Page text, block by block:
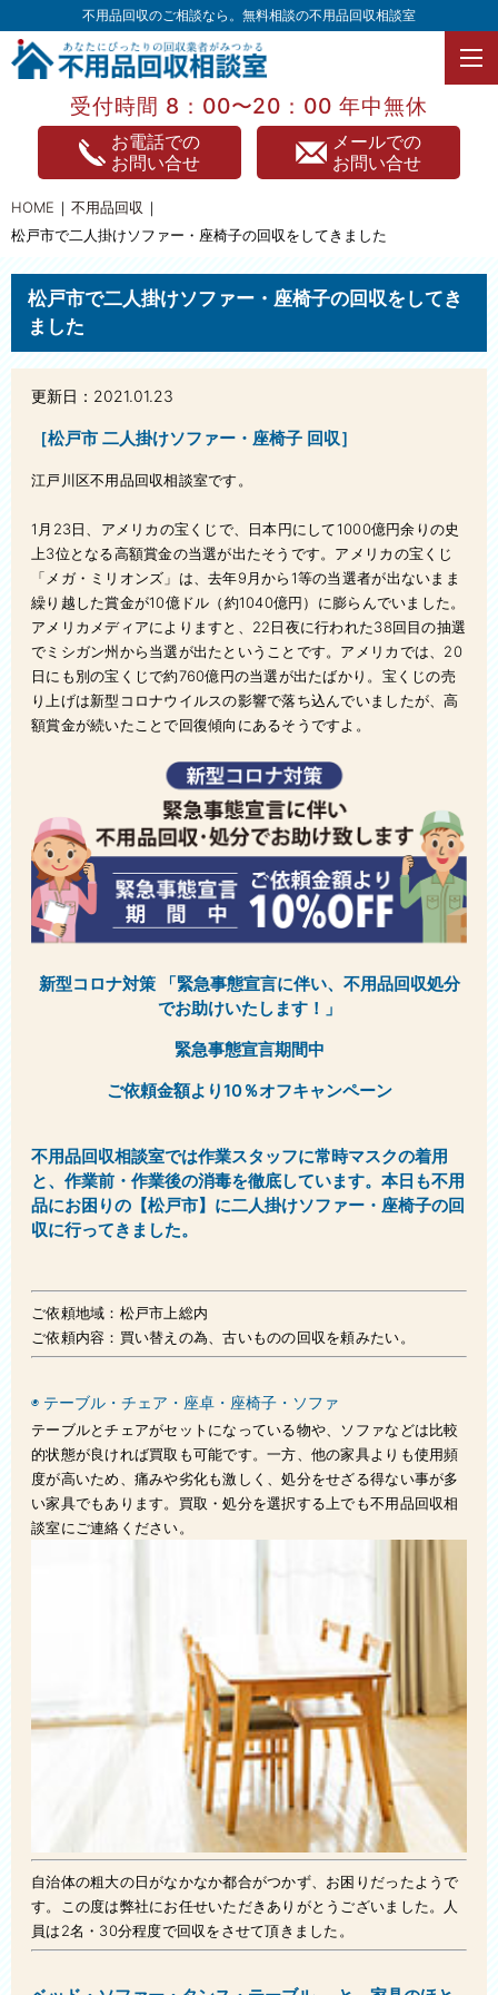
不用品回収のご相談なら。無料相談の不用品回収相談室
受付時間 8：00〜20：00 年中無休
お電話での
お問い合せ
メールでの
お問い合せ
HOME
不用品回収
松戸市で二人掛けソファー・座椅子の回収をしてきました
松戸市で二人掛けソファー・座椅子の回収をしてき
ました
更新日：2021.01.23
［松戸市 二人掛けソファー・座椅子 回収］
江戸川区不用品回収相談室です。
1月23日、 アメリカの宝くじで、日本円にして1000億円余りの史
上3位となる高額賞金の当選が出たそうです。アメリカの宝くじ
「メガ・ミリオンズ」は、去年9月から1等の当選者が出ないまま
繰り越した賞金が10億ドル（約1040億円）に膨らんでいました。
アメリカメディアによりますと、22日夜に行われた38回目の抽選
でミシガン州から当選が出たということです。アメリカでは、20
日にも別の宝くじで約760億円の当選が出たばかり。宝くじの売
り上げは新型コロナウイルスの影響で落ち込んでいましたが、高
額賞金が続いたことで回復傾向にあるそうですよ。
新型コロナ対策 「緊急事態宣言に伴い、不用品回収処分
でお助けいたします！」
緊急事態宣言期間中
ご依頼金額より10％オフキャンペーン
不用品回収相談室では作業スタッフに常時マスクの着用
と、作業前・作業後の消毒を徹底しています。 本日も不用
品にお困りの【松戸市】に二人掛けソファー・座椅子の回
収に行ってきました。
ご依頼地域：松戸市上総内
ご依頼内容：買い替えの為、古いものの回収を頼みたい。
◉ テーブル・チェア・座卓・座椅子・ソファ
テーブルとチェアがセットになっている物や、ソファなどは比較
的状態が良ければ買取も可能です。一方、他の家具よりも使用頻
度が高いため、痛みや劣化も激しく、処分をせざる得ない事が多
い家具でもあります。買取・処分を選択する上でも不用品回収相
談室にご連絡ください。
自治体の粗大の日がなかなか都合がつかず、お困りだったようで
す。この度は弊社にお任せいただきありがとうございました。人
員は2名・30分程度で回収をさせて頂きました。
TOPページ
不用品回収
不用品買取
家具処分
遺品整理
引っ越し
片付け整理
風呂釜処分
庭・ベランダ整理
エアコン処分
タンス処分
ウォーターベッド処分
衣類処分
自転車回収処分
植木処分